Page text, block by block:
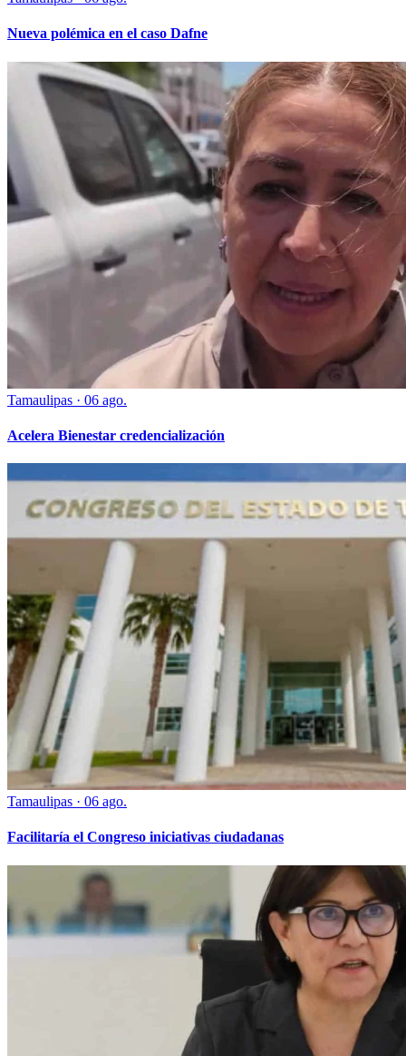
Nueva polémica en el caso Dafne
Tamaulipas · 06 ago.
Acelera Bienestar credencialización
Tamaulipas · 06 ago.
Facilitaría el Congreso iniciativas ciudadanas